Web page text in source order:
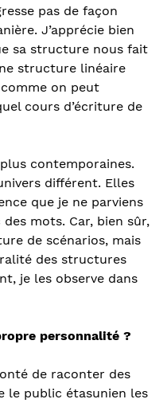
pas de façon
J’apprécie bien
sa structure nous fait
structure linéaire
on peut
cours d’écriture de
contemporaines.
différent. Elles
que je ne parviens
mots. Car, bien sûr,
de scénarios, mais
des structures
je les observe dans
personnalité ?
de raconter des
le public étasunien les